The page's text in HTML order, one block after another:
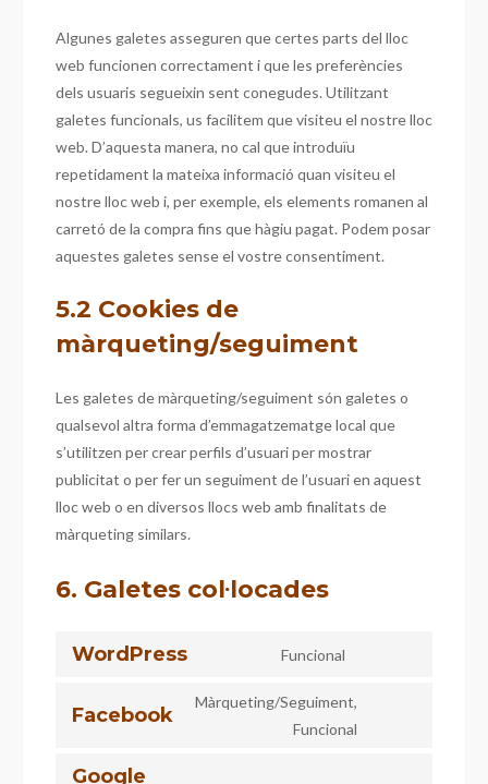
Algunes galetes asseguren que certes parts del lloc
web funcionen correctament i que les preferències
dels usuaris segueixin sent conegudes. Utilitzant
galetes funcionals, us facilitem que visiteu el nostre lloc
web. D’aquesta manera, no cal que introduïu
repetidament la mateixa informació quan visiteu el
nostre lloc web i, per exemple, els elements romanen al
carretó de la compra fins que hàgiu pagat. Podem posar
aquestes galetes sense el vostre consentiment.
5.2 Cookies de
màrqueting/seguiment
Les galetes de màrqueting/seguiment són galetes o
qualsevol altra forma d’emmagatzematge local que
s’utilitzen per crear perfils d’usuari per mostrar
publicitat o per fer un seguiment de l’usuari en aquest
lloc web o en diversos llocs web amb finalitats de
màrqueting similars.
6. Galetes col·locades
WordPress Funcional
Facebook
Màrqueting/Seguiment,
Funcional
Google